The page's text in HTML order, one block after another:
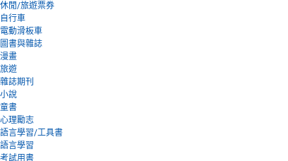
休閒/旅遊票券
自行車
電動滑板車
圖書與雜誌
漫畫
旅遊
雜誌期刊
小說
童書
心理勵志
語言學習/工具書
語言學習
考試用書